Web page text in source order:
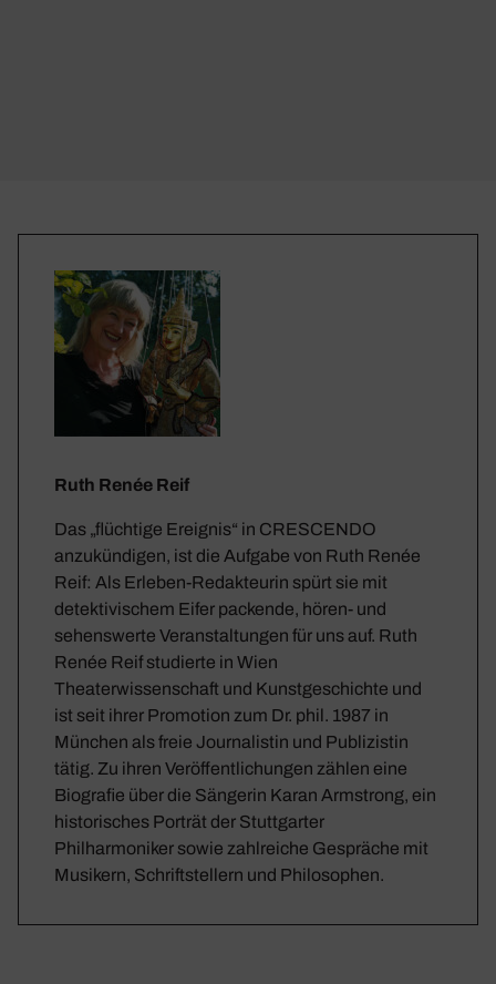
Ruth Renée Reif
Das „flüchtige Ereignis“ in CRESCENDO
anzukündigen, ist die Aufgabe von Ruth Renée
Reif: Als Erleben-Redakteurin spürt sie mit
detektivischem Eifer packende, hören- und
sehenswerte Veranstaltungen für uns auf. Ruth
Renée Reif studierte in Wien
Theaterwissenschaft und Kunstgeschichte und
ist seit ihrer Promotion zum Dr. phil. 1987 in
München als freie Journalistin und Publizistin
tätig. Zu ihren Veröffentlichungen zählen eine
Biografie über die Sängerin Karan Armstrong, ein
historisches Porträt der Stuttgarter
Philharmoniker sowie zahlreiche Gespräche mit
Musikern, Schriftstellern und Philosophen.